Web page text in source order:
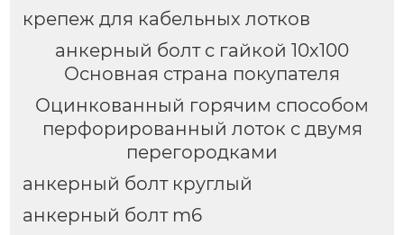
крепеж для кабельных лотков
анкерный болт с гайкой 10х100
Основная страна покупателя
Оцинкованный горячим способом
перфорированный лоток с двумя
перегородками
анкерный болт круглый
анкерный болт m6